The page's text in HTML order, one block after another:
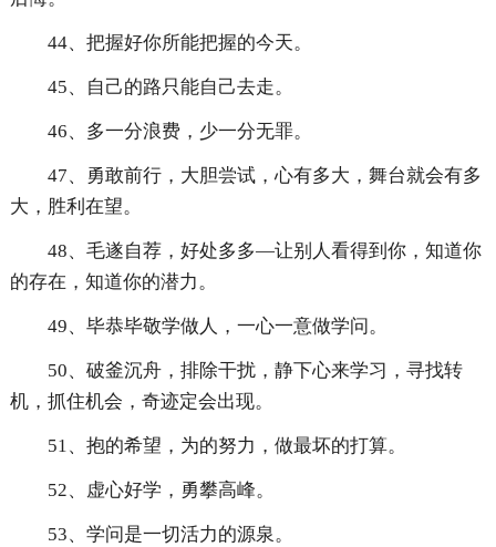
44、把握好你所能把握的今天。
45、自己的路只能自己去走。
46、多一分浪费，少一分无罪。
47、勇敢前行，大胆尝试，心有多大，舞台就会有多
大，胜利在望。
48、毛遂自荐，好处多多—让别人看得到你，知道你
的存在，知道你的潜力。
49、毕恭毕敬学做人，一心一意做学问。
50、破釜沉舟，排除干扰，静下心来学习，寻找转
机，抓住机会，奇迹定会出现。
51、抱的希望，为的努力，做最坏的打算。
52、虚心好学，勇攀高峰。
53、学问是一切活力的源泉。